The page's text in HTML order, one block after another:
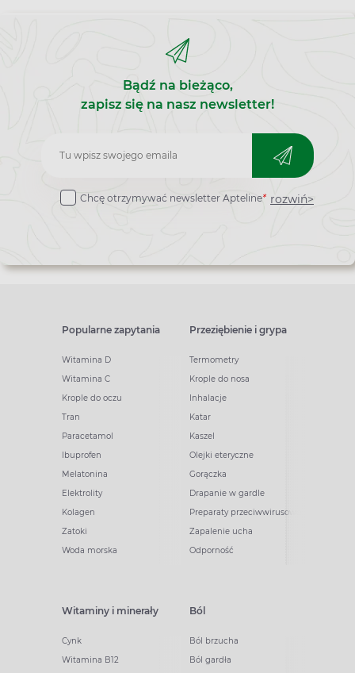
Bądź na bieżąco,
zapisz się na nasz newsletter!
Zapisz
do
Chcę otrzymywać newsletter Apteline* rozwiń>
Popularne zapytania
Witamina D
Witamina C
Krople do oczu
Tran
Paracetamol
Ibuprofen
Melatonina
Elektrolity
Kolagen
Zatoki
Woda morska
Przeziębienie i grypa
Termometry
Krople do nosa
Inhalacje
Katar
Kaszel
Olejki eteryczne
Gorączka
Drapanie w gardle
Preparaty przeciwwirusowe
Zapalenie ucha
Odporność
Witaminy i minerały
Cynk
Witamina B12
Ból
Ból brzucha
Ból gardła